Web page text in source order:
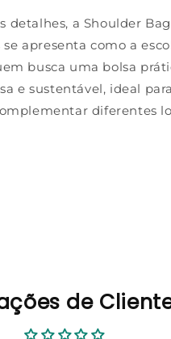
detalhes, a Shoulder
apresenta como a
busca uma bolsa
e sustentável, ideal
diferentes
de